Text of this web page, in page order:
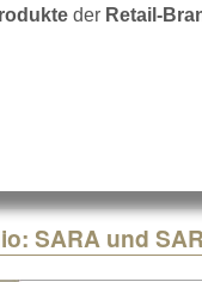
der Retail-
SARA und